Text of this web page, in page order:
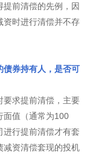
前清偿的先例，因
资时进行清偿并不存
债券持有人，是否可
要求提前清偿，主要
面值（通常为100
进行提前清偿才有套
减资清偿套现的投机